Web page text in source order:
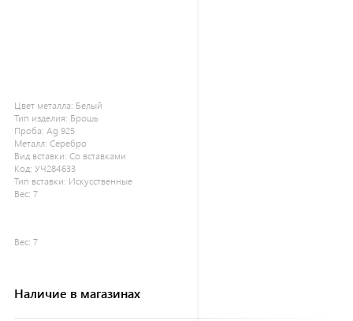
Цвет металла: Белый
Тип изделия: Брошь
Проба: Ag 925
Металл: Серебро
Вид вставки: Со вставками
Код: УЧ284633
Тип вставки: Искусственные
Вес: 7
Вес: 7
Наличие в магазинах